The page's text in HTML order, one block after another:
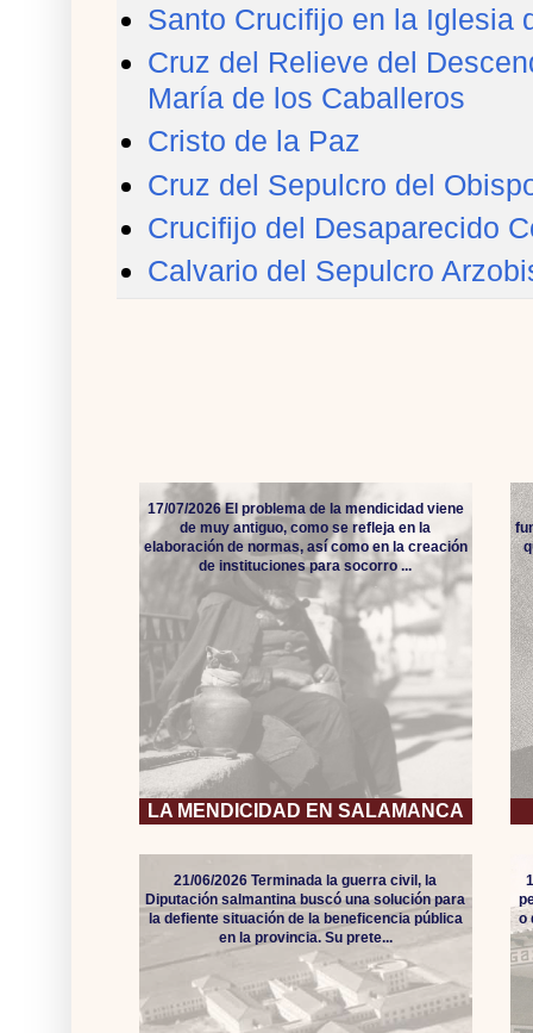
Santo Crucifijo en la Iglesia
Cruz del Relieve del
María de los Caballeros
Cristo de la Paz
Cruz del Sepulcro del
Crucifijo del Desaparecido
Calvario del Sepulcro
LA MENDICIDAD EN SALAMANCA
17/07/2026 El problema de la mendicidad viene
de muy antiguo, como se refleja en la
elaboración de normas, así como en la creación
de instituciones para socorro ...
21/06/2026 Terminada la guerra civil, la
Diputación salmantina buscó una solución para
la defiente situación de la beneficencia pública
en la provincia. Su prete...
o